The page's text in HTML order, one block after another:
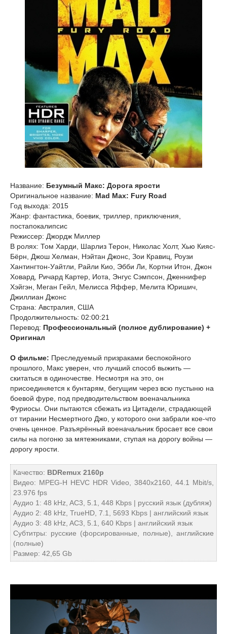
Название: Безумный Макс: Дорога ярости
Оригинальное название: Mad Max: Fury Road
Год выхода: 2015
Жанр: фантастика, боевик, триллер, приключения,
постапокалипсис
Режиссер: Джордж Миллер
В ролях: Том Харди, Шарлиз Терон, Николас Холт, Хью Кияс-
Бёрн, Джош Хелман, Нэйтан Джонс, Зои Кравиц, Роузи
Хантингтон-Уайтли, Райли Кио, Эбби Ли, Кортни Итон, Джон
Ховард, Ричард Картер, Иота, Энгус Сэмпсон, Дженнифер
Хэйгэн, Меган Гейл, Мелисса Яффер, Мелита Юришич,
Джиллиан Джонс
Страна: Австралия, США
Продолжительность: 02:00:21
Перевод: Профессиональный (полное дублирование) +
Оригинал
О фильме: Преследуемый призраками беспокойного
прошлого, Макс уверен, что лучший способ выжить —
скитаться в одиночестве. Несмотря на это, он
присоединяется к бунтарям, бегущим через всю пустыню на
боевой фуре, под предводительством военачальника
Фуриосы. Они пытаются сбежать из Цитадели, страдающей
от тирании Несмертного Джо, у которого они забрали кое-что
очень ценное. Разъярённый военачальник бросает все свои
силы на погоню за мятежниками, ступая на дорогу войны —
дорогу ярости.
Качество: BDRemux 2160p
Видео: MPEG-H HEVC HDR Video, 3840x2160, 44.1 Mbit/s,
23.976 fps
Аудио 1: 48 kHz, AC3, 5.1, 448 Kbps | русский язык (дубляж)
Аудио 2: 48 kHz, TrueHD, 7.1, 5693 Kbps | английский язык
Аудио 3: 48 kHz, AC3, 5.1, 640 Kbps | английский язык
Субтитры: русские (форсированные, полные), английские
(полные)
Размер: 42,65 Gb